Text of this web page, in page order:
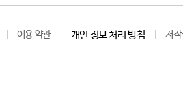
이용 약관 개인 정보 처리 방침 저